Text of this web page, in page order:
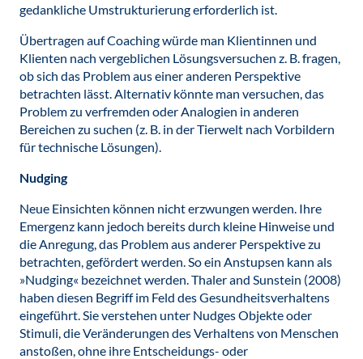
gedankliche Umstrukturierung erforderlich ist.
Übertragen auf Coaching würde man Klientinnen und
Klienten nach vergeblichen Lösungsversuchen z. B. fragen,
ob sich das Problem aus einer anderen Perspektive
betrachten lässt. Alternativ könnte man versuchen, das
Problem zu verfremden oder Analogien in anderen
Bereichen zu suchen (z. B. in der Tierwelt nach Vorbildern
für technische Lösungen).
Nudging
Neue Einsichten können nicht erzwungen werden. Ihre
Emergenz kann jedoch bereits durch kleine Hinweise und
die Anregung, das Problem aus anderer Perspektive zu
betrachten, gefördert werden. So ein Anstupsen kann als
»Nudging« bezeichnet werden. Thaler and Sunstein (2008)
haben diesen Begriff im Feld des Gesundheitsverhaltens
eingeführt. Sie verstehen unter Nudges Objekte oder
Stimuli, die Veränderungen des Verhaltens von Menschen
anstoßen, ohne ihre Entscheidungs- oder